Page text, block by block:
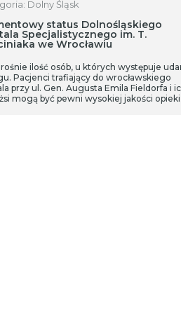
Dolny Śląsk
status Dolnośląskiego
Specjalistycznego im. T.
we Wrocławiu
ilość osób, u których występuje
Pacjenci trafiający do wrocławskiego
przy ul. Gen. Augusta Emila Fieldorfa i
mogą być pewni wysokiej jakości opieki